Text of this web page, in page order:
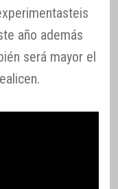
año además
será mayor el